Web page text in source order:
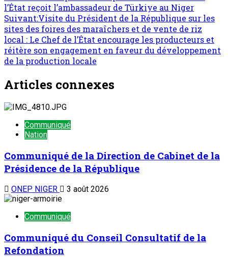
l’État reçoit l’ambassadeur de Türkiye au Niger
Suivant:Visite du Président de la République sur les
sites des foires des maraîchers et de vente de riz
local : Le Chef de l’État encourage les producteurs et
réitère son engagement en faveur du développement
de la production locale
Articles connexes
Communiqué
Nation
Communiqué de la Direction de Cabinet de la
Présidence de la République
ONEP NIGER 3 août 2026
Communiqué
Communiqué du Conseil Consultatif de la
Refondation